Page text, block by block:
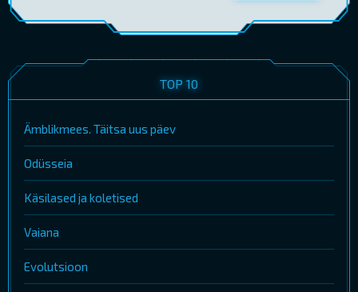
TOP 10
Ämblikmees. Täitsa uus päev
Odüsseia
Käsilased ja koletised
Vaiana
Evolutsioon